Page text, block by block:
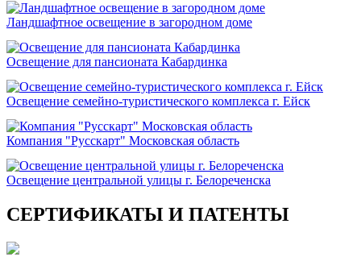
Ландшафтное освещение в загородном доме
Освещение для пансионата Кабардинка
Освещение семейно-туристического комплекса г. Ейск
Компания "Русскарт" Московская область
Освещение центральной улицы г. Белореченска
СЕРТИФИКАТЫ И ПАТЕНТЫ